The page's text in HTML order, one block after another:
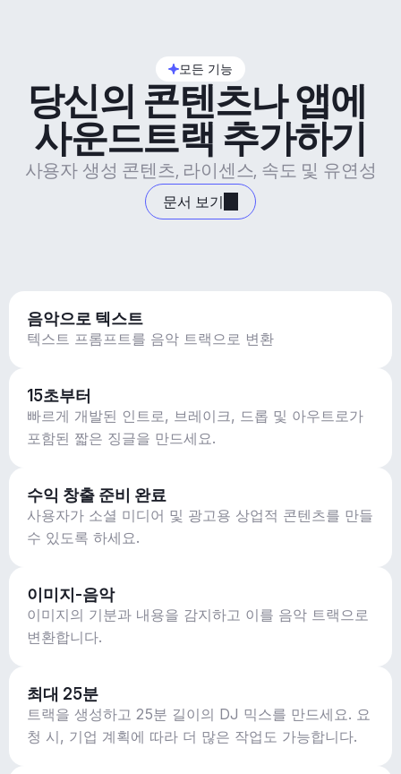
모든 기능
당신의 콘텐츠나 앱에
사운드트랙 추가하기
사용자 생성 콘텐츠, 라이센스, 속도 및 유연성
문서 보기
음악으로 텍스트
텍스트 프롬프트를 음악 트랙으로 변환
15초부터
빠르게 개발된 인트로, 브레이크, 드롭 및 아우트로가
포함된 짧은 징글을 만드세요.
수익 창출 준비 완료
사용자가 소셜 미디어 및 광고용 상업적 콘텐츠를 만들
수 있도록 하세요.
이미지-음악
이미지의 기분과 내용을 감지하고 이를 음악 트랙으로
변환합니다.
최대 25분
트랙을 생성하고 25분 길이의 DJ 믹스를 만드세요. 요
청 시, 기업 계획에 따라 더 많은 작업도 가능합니다.